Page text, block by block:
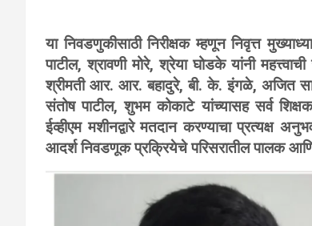
या निवडणुकीसाठी निरीक्षक म्हणून निवृत्त
पाटील, श्रावणी मोरे, श्रेया घोडके यांनी
श्रीमती आर. आर. बहादुरे, बी. के. इंगळे, अजित
संतोष पाटील, शुभम कोकाटे यांच्यासह सर्व
ईव्हीएम मशीनद्वारे मतदान करण्याचा प्रत्यक्ष
आदर्श निवडणूक प्रक्रियेचे परिसरातील पालक